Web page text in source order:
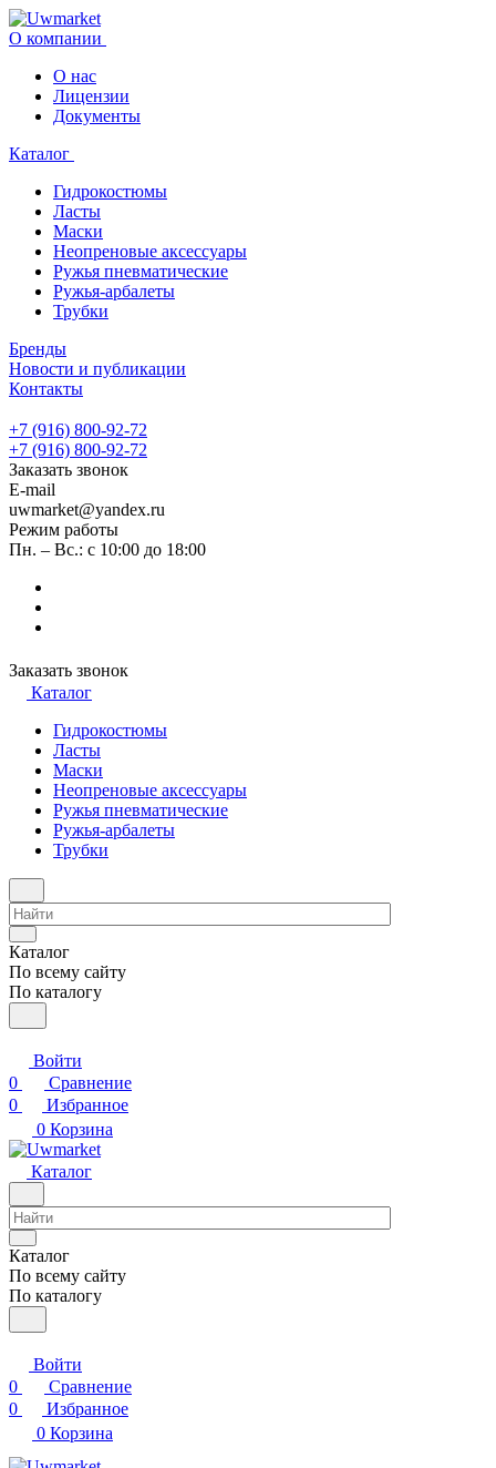
О компании
О нас
Лицензии
Документы
Каталог
Гидрокостюмы
Ласты
Маски
Неопреновые аксессуары
Ружья пневматические
Ружья-арбалеты
Трубки
Бренды
Новости и публикации
Контакты
+7 (916) 800-92-72
+7 (916) 800-92-72
Заказать звонок
E-mail
uwmarket@yandex.ru
Режим работы
Пн. – Вс.: с 10:00 до 18:00
Заказать звонок
Каталог
Гидрокостюмы
Ласты
Маски
Неопреновые аксессуары
Ружья пневматические
Ружья-арбалеты
Трубки
Каталог
По всему сайту
По каталогу
Войти
0
Сравнение
0
Избранное
0 Корзина
Каталог
Каталог
По всему сайту
По каталогу
Войти
0
Сравнение
0
Избранное
0 Корзина